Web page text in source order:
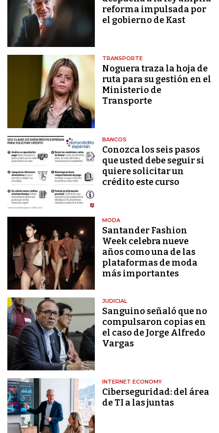
reforma impulsada por
el gobierno de Kast
TRANSPORTE
Noguera traza la hoja de
ruta para su gestión en el
Ministerio de
Transporte
BANCOS
Conozca los seis pasos
que usted debe seguir si
quiere solicitar un
crédito este curso
MODA
Santander Fashion
Week celebra nueve
años como una de las
plataformas de moda
más importantes
JUDICIAL
Sanguino señaló que no
compulsaron copias en
el caso de Jorge Alfredo
Vargas
INTERNET ECONOMY
Ciberseguridad: del área
de TI a las juntas